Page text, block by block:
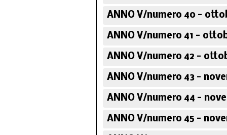
ANNO V/numero 40 -
ANNO V/numero 41 -
ANNO V/numero 42 -
ANNO V/numero 43 -
ANNO V/numero 44 -
ANNO V/numero 45 -